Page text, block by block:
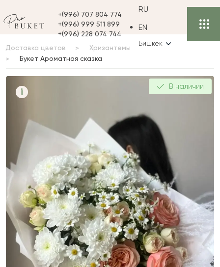
+(996) 707 804 774
+(996) 999 511 899
+(996) 228 074 744
RU
EN
Бишкек
Доставка цветов
Хризантемы
Букет Ароматная сказка
i
Букет Ароматная сказка В наличии